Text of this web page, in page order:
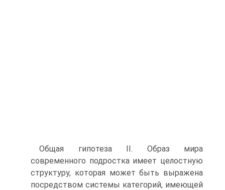
Общая гипотеза II. Образ мира
современного подростка имеет целостную
структуру, которая может быть выражена
посредством системы категорий, имеющей